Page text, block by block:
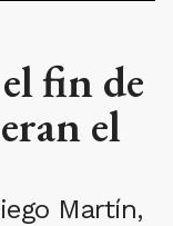
fin de
el
Martín,